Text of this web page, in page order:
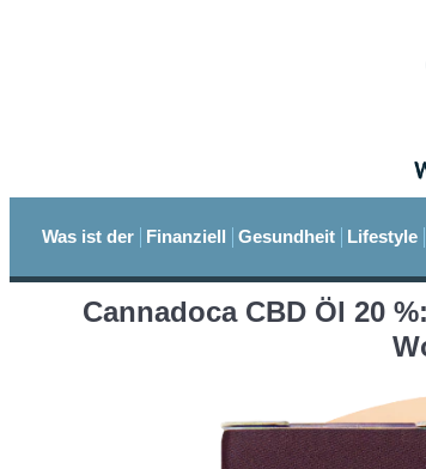
Was ist der Finanziell Gesundheit Lifestyle
Cannadoca CBD Öl 20